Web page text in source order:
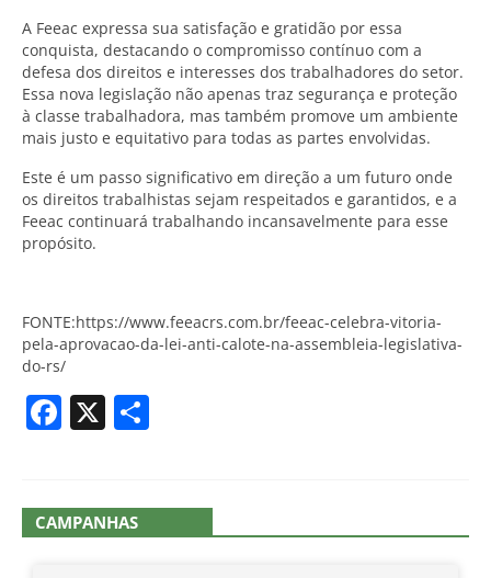
A Feeac expressa sua satisfação e gratidão por essa
conquista, destacando o compromisso contínuo com a
defesa dos direitos e interesses dos trabalhadores do setor.
Essa nova legislação não apenas traz segurança e proteção
à classe trabalhadora, mas também promove um ambiente
mais justo e equitativo para todas as partes envolvidas.
Este é um passo significativo em direção a um futuro onde
os direitos trabalhistas sejam respeitados e garantidos, e a
Feeac continuará trabalhando incansavelmente para esse
propósito.
FONTE:https://www.feeacrs.com.br/feeac-celebra-vitoria-
pela-aprovacao-da-lei-anti-calote-na-assembleia-legislativa-
do-rs/
Facebook
X
CAMPANHAS